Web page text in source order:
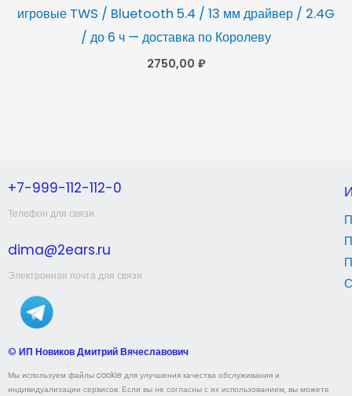
игровые TWS / Bluetooth 5.4 / 13 мм драйвер / 2.4G
/ до 6 ч — доставка по Королеву
2750,00 ₽
+7-999-112-112-0
Телефон для связи
dima@2ears.ru
Электронная почта для связи
© ИП Новиков Дмитрий Вячеславович
Мы используем файлы cookie для улучшения качества обслуживания и
индивидуализации сервисов. Если вы не согласны с их использованием, вы можете